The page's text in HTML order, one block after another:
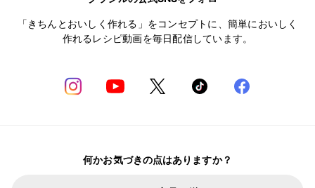
「きちんとおいしく作れる」をコンセプトに、簡単においしく
作れるレシピ動画を毎日配信しています。
何かお気づきの点はありますか？